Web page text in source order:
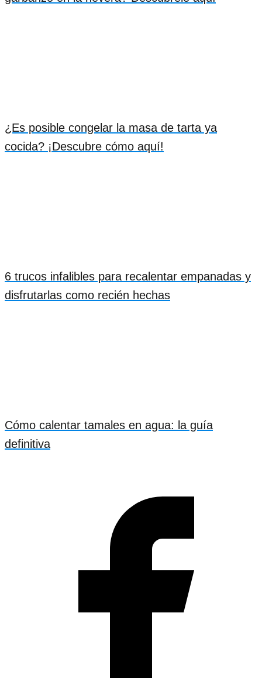
¿Es posible congelar la masa de tarta ya
cocida? ¡Descubre cómo aquí!
6 trucos infalibles para recalentar empanadas y
disfrutarlas como recién hechas
Cómo calentar tamales en agua: la guía
definitiva